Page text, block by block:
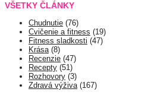
VŠETKY ČLÁNKY
Chudnutie (76)
Cvičenie a fitness (19)
Fitness sladkosti (47)
Krása(8)
Recenzie (47)
Recepty (51)
Rozhovory (3)
Zdravá výživa(167)